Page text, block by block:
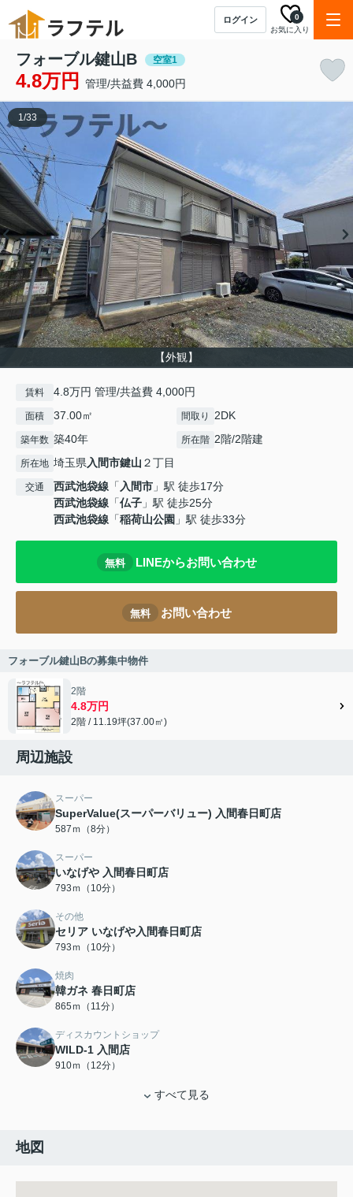
ログイン
お気に入り
0
フォーブル鍵山B 空室1
4.8万円 管理/共益費 4,000円
【外観】
1/33
賃料 4.8万円 管理/共益費 4,000円
面積 37.00㎡ 間取り 2DK
築年数 築40年 所在階 2階/2階建
所在地 埼玉県入間市鍵山 ２丁目
交通 西武池袋線 「入間市 」駅 徒歩17分
西武池袋線 「仏子 」駅 徒歩25分
西武池袋線 「稲荷山公園 」駅 徒歩33分
無料 LINEからお問い合わせ
無料 お問い合わせ
フォーブル鍵山Bの募集中物件
2階
4.8万円
2階 / 11.19坪(37.00㎡)
周辺施設
スーパー
SuperValue(スーパーバリュー) 入間春日町店
587ｍ（8分）
スーパー
いなげや 入間春日町店
793ｍ（10分）
その他
セリア いなげや入間春日町店
793ｍ（10分）
焼肉
韓ガネ 春日町店
865ｍ（11分）
ディスカウントショップ
WILD-1 入間店
910ｍ（12分）
すべて見る
地図